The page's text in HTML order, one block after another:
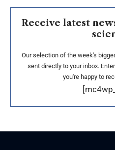
Receive latest
Our selection of the week's
sent directly to your inbox.
you're happy to